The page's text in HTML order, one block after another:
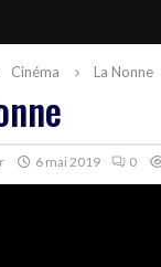
Cinéma La Nonne
6 mai 2019 0